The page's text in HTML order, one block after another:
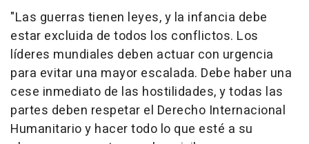
"Las guerras tienen leyes, y la infancia debe
estar excluida de todos los conflictos. Los
líderes mundiales deben actuar con urgencia
para evitar una mayor escalada. Debe haber una
cese inmediato de las hostilidades, y todas las
partes deben respetar el Derecho Internacional
Humanitario y hacer todo lo que esté a su